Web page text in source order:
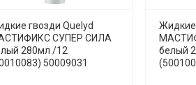
гвозди Quelyd
СУПЕР СИЛА
280мл /12
50009031
Жидкие
белый